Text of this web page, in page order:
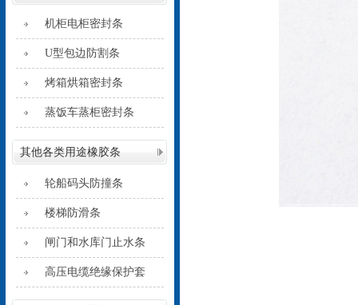
机柜电柜密封条
U型包边防割条
烤箱烘箱密封条
蒸饭车蒸柜密封条
其他各类用途橡胶条
轮船码头防撞条
楼梯防滑条
闸门和水库门止水条
高压电缆绝缘保护套